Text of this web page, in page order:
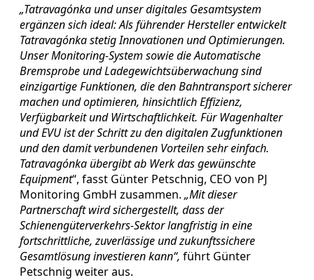
„Tatravagónka und unser digitales Gesamtsystem
ergänzen sich ideal: Als führender Hersteller entwickelt
Tatravagónka stetig Innovationen und Optimierungen.
Unser Monitoring-System sowie die Automatische
Bremsprobe und Ladegewichtsüberwachung sind
einzigartige Funktionen, die den Bahntransport sicherer
machen und optimieren, hinsichtlich Effizienz,
Verfügbarkeit und Wirtschaftlichkeit. Für Wagenhalter
und EVU ist der Schritt zu den digitalen Zugfunktionen
und den damit verbundenen Vorteilen sehr einfach.
Tatravagónka übergibt ab Werk das gewünschte
Equipment“, fasst Günter Petschnig, CEO von PJ
Monitoring GmbH zusammen. „Mit dieser
Partnerschaft wird sichergestellt, dass der
Schienengüterverkehrs-Sektor langfristig in eine
fortschrittliche, zuverlässige und zukunftssichere
Gesamtlösung investieren kann“, führt Günter
Petschnig weiter aus.